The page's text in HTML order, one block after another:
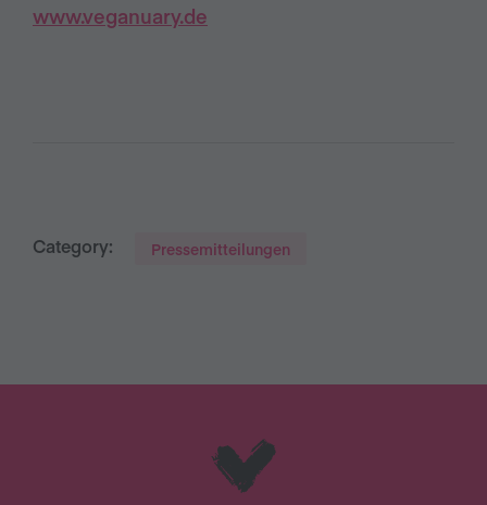
www.veganuary.de
Category: Pressemitteilungen